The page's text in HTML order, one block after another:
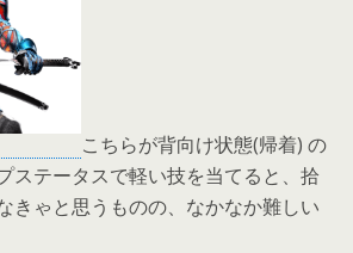
こちらが背向け状態(帰着) の
ステータスで軽い技を当てると、拾
きゃと思うものの、なかなか難しい